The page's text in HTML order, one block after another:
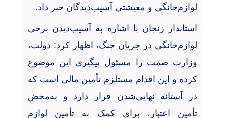
لوازم‌خانگی و معیشتی آسیب‌دیدگان خبر داد.
استاندار زنجان با اشاره به آسیب‌دیدن برخی
لوازم‌خانگی در جریان جنگ، اظهار کرد: دولت،
وزارت صمت را مسئول پیگیری این موضوع
کرده و این اقدام مستلزم تأمین مالی است که
در آستانه نهایی‌شدن قرار دارد و به‌محض
تأمین اعتبار، برای کمک به تأمین لوازم